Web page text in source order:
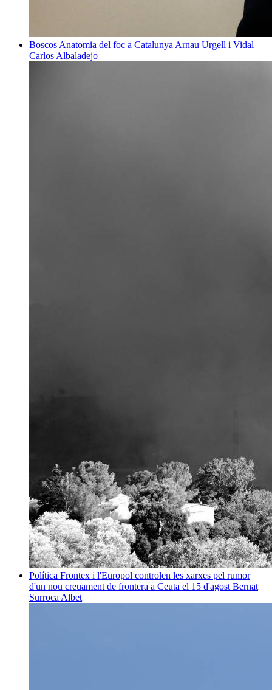
Boscos Anatomia del foc a Catalunya Arnau Urgell i Vidal |
Carlos Albaladejo
Política Frontex i l'Europol controlen les xarxes pel rumor
d'un nou creuament de frontera a Ceuta el 15 d'agost Bernat
Surroca Albet